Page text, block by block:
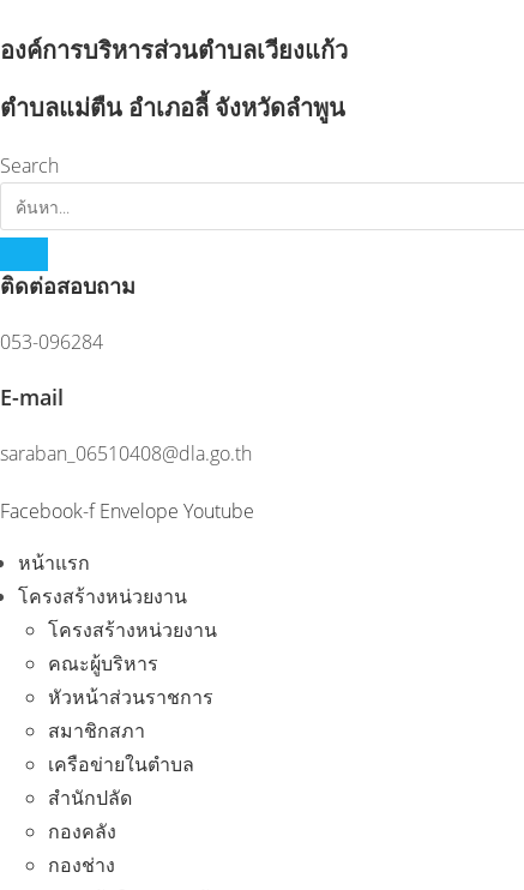
to
องค์การบริหารส่วนตำบลเวียงแก้ว
ตำบลแม่ตืน อำเภอลี้ จังหวัดลำพูน
Search
ติดต่อสอบถาม
053-096284
E-mail
saraban_06510408@dla.go.th
Facebook-f Envelope Youtube
หน้าแรก
โครงสร้างหน่วยงาน
โครงสร้างหน่วยงาน
คณะผู้บริหาร
หัวหน้าส่วนราชการ
สมาชิกสภา
เครือข่ายในตำบล
สำนักปลัด
กองคลัง
กองช่าง